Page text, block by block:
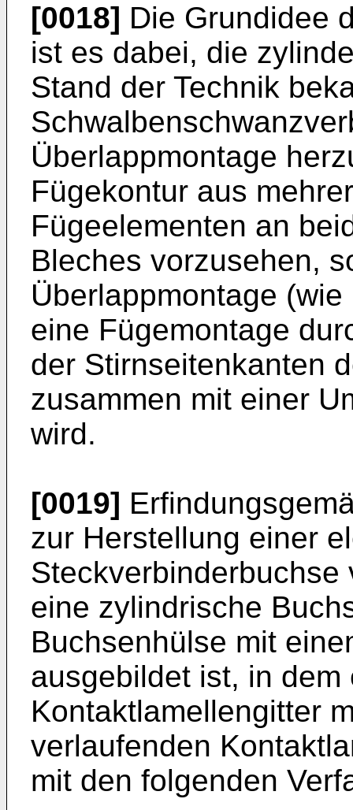
[0018] Die Grundidee
ist es dabei, die
Stand der Technik
Überlappmontage
Fügekontur aus
Fügeelementen an
Bleches vorzusehen,
Überlappmontage
eine Fügemontage
der Stirnseitenkanten
zusammen mit einer
wird.
[0019]
zur Herstellung einer
eine zylindrische
Buchsenhülse mit
ausgebildet ist, in
Kontaktlamellengitter
verlaufenden
mit den folgenden